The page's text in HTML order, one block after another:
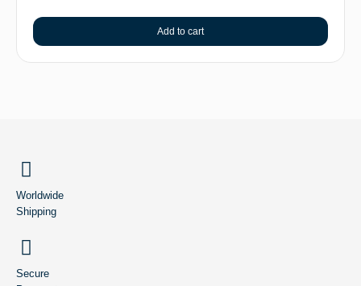
Add to cart
Worldwide
Shipping
Secure